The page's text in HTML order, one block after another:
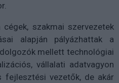
szakmai szervezetek
alapján pályázhattak a
mellett technológiai
vállalati adatvagyon
fejlesztési vezetők, de akár